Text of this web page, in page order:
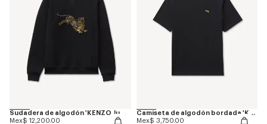
Sudadera de algodón 'KENZO Jumping Tiger'
Mex$ 12,200.00
Camiseta de algodón bordada 'KENZO Jumping Tiger'
Mex$ 3,750.00